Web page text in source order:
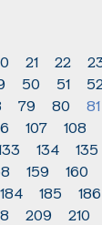
21 22
50 51
79 80 81
107 108
134 135
159 160
184 185 186
209 210